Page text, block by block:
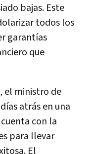
bajas. Este
todos los
garantías
que
el ministro de
atrás en una
con la
para llevar
El